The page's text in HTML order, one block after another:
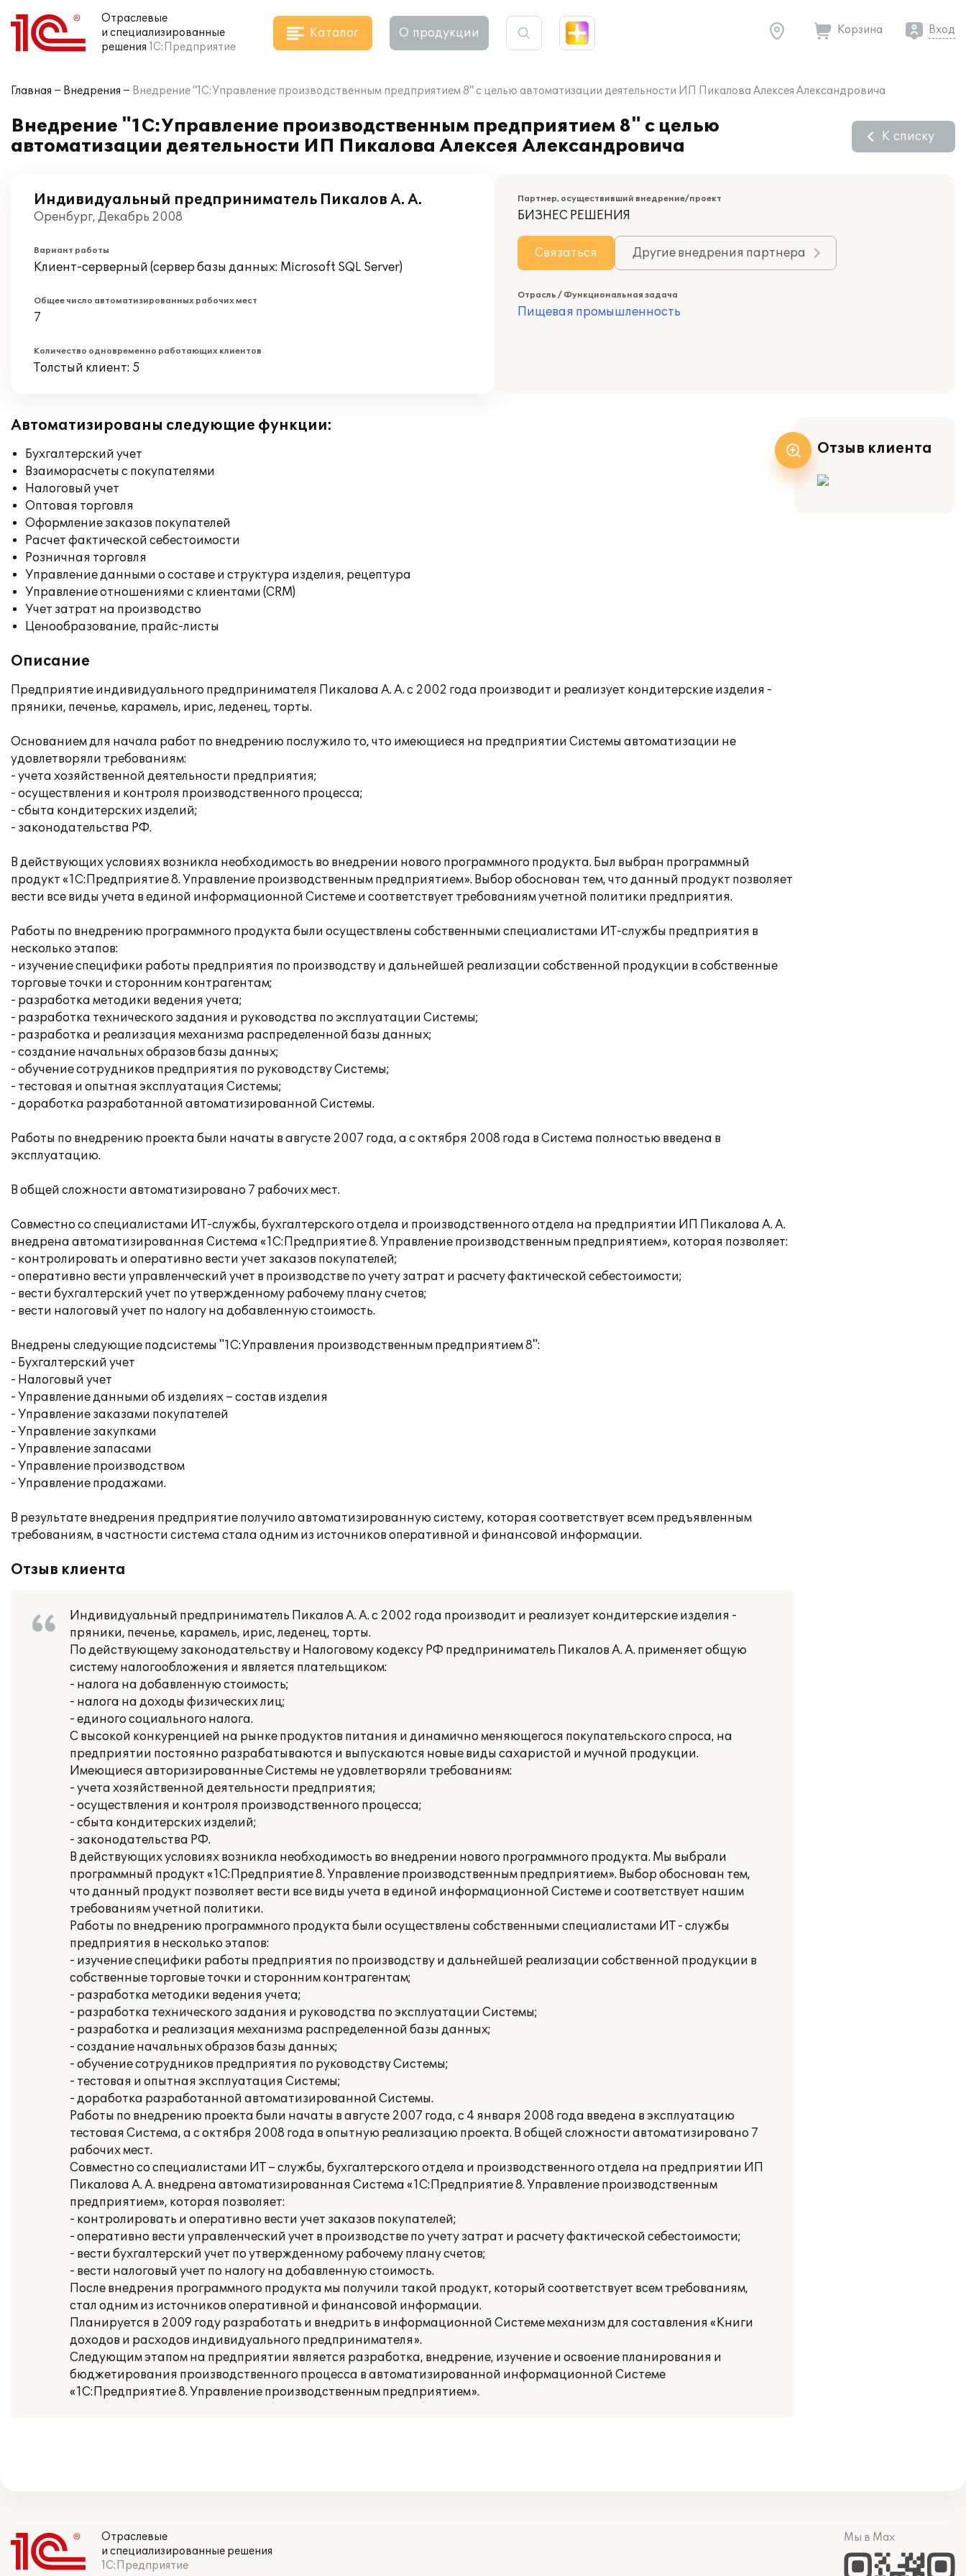
Отраслевые
и специализированные
решения 1С:Предприятие
Каталог О продукции Корзина Вход
Главная Внедрения Внедрение "1С:Управление производственным предприятием 8" с целью автоматизации деятельности ИП Пикалова Алексея Александровича
Внедрение "1С:Управление производственным предприятием 8" с целью
автоматизации деятельности ИП Пикалова Алексея Александровича
К списку
Индивидуальный предприниматель Пикалов А. А.
Оренбург, Декабрь 2008
Вариант работы
Клиент-серверный (сервер базы данных: Microsoft SQL Server)
Общее число автоматизированных рабочих мест
7
Количество одновременно работающих клиентов
Толстый клиент: 5
Партнер, осуществивший внедрение/проект
БИЗНЕС РЕШЕНИЯ
Связаться Другие внедрения партнера
Отрасль / Функциональная задача
Пищевая промышленность
Автоматизированы следующие функции:
Бухгалтерский учет
Взаиморасчеты с покупателями
Налоговый учет
Оптовая торговля
Оформление заказов покупателей
Расчет фактической себестоимости
Розничная торговля
Управление данными о составе и структура изделия, рецептура
Управление отношениями с клиентами (CRM)
Учет затрат на производство
Ценообразование, прайс-листы
Описание
Предприятие индивидуального предпринимателя Пикалова А. А. с 2002 года производит и реализует кондитерские изделия -
пряники, печенье, карамель, ирис, леденец, торты.
Основанием для начала работ по внедрению послужило то, что имеющиеся на предприятии Системы автоматизации не
удовлетворяли требованиям:
- учета хозяйственной деятельности предприятия;
- осуществления и контроля производственного процесса;
- сбыта кондитерских изделий;
- законодательства РФ.
В действующих условиях возникла необходимость во внедрении нового программного продукта. Был выбран программный
продукт «1С:Предприятие 8. Управление производственным предприятием». Выбор обоснован тем, что данный продукт позволяет
вести все виды учета в единой информационной Системе и соответствует требованиям учетной политики предприятия.
Работы по внедрению программного продукта были осуществлены собственными специалистами ИТ-службы предприятия в
несколько этапов:
- изучение специфики работы предприятия по производству и дальнейшей реализации собственной продукции в собственные
торговые точки и сторонним контрагентам;
- разработка методики ведения учета;
- разработка технического задания и руководства по эксплуатации Системы;
- разработка и реализация механизма распределенной базы данных;
- создание начальных образов базы данных;
- обучение сотрудников предприятия по руководству Системы;
- тестовая и опытная эксплуатация Системы;
- доработка разработанной автоматизированной Системы.
Работы по внедрению проекта были начаты в августе 2007 года, а с октября 2008 года в Система полностью введена в
эксплуатацию.
В общей сложности автоматизировано 7 рабочих мест.
Совместно со специалистами ИТ-службы, бухгалтерского отдела и производственного отдела на предприятии ИП Пикалова А. А.
внедрена автоматизированная Система «1С:Предприятие 8. Управление производственным предприятием», которая позволяет:
- контролировать и оперативно вести учет заказов покупателей;
- оперативно вести управленческий учет в производстве по учету затрат и расчету фактической себестоимости;
- вести бухгалтерский учет по утвержденному рабочему плану счетов;
- вести налоговый учет по налогу на добавленную стоимость.
Внедрены следующие подсистемы "1С:Управления производственным предприятием 8":
- Бухгалтерский учет
- Налоговый учет
- Управление данными об изделиях – состав изделия
- Управление заказами покупателей
- Управление закупками
- Управление запасами
- Управление производством
- Управление продажами.
В результате внедрения предприятие получило автоматизированную систему, которая соответствует всем предъявленным
требованиям, в частности система стала одним из источников оперативной и финансовой информации.
Отзыв клиента
Индивидуальный предприниматель Пикалов А. А. с 2002 года производит и реализует кондитерские изделия -
пряники, печенье, карамель, ирис, леденец, торты.
По действующему законодательству и Налоговому кодексу РФ предприниматель Пикалов А. А. применяет общую
систему налогообложения и является плательщиком:
- налога на добавленную стоимость;
- налога на доходы физических лиц;
- единого социального налога.
С высокой конкуренцией на рынке продуктов питания и динамично меняющегося покупательского спроса, на
предприятии постоянно разрабатываются и выпускаются новые виды сахаристой и мучной продукции.
Имеющиеся авторизированные Системы не удовлетворяли требованиям:
- учета хозяйственной деятельности предприятия;
- осуществления и контроля производственного процесса;
- сбыта кондитерских изделий;
- законодательства РФ.
В действующих условиях возникла необходимость во внедрении нового программного продукта. Мы выбрали
программный продукт «1С:Предприятие 8. Управление производственным предприятием». Выбор обоснован тем,
что данный продукт позволяет вести все виды учета в единой информационной Системе и соответствует нашим
требованиям учетной политики.
Работы по внедрению программного продукта были осуществлены собственными специалистами ИТ - службы
предприятия в несколько этапов:
- изучение специфики работы предприятия по производству и дальнейшей реализации собственной продукции в
собственные торговые точки и сторонним контрагентам;
- разработка методики ведения учета;
- разработка технического задания и руководства по эксплуатации Системы;
- разработка и реализация механизма распределенной базы данных;
- создание начальных образов базы данных;
- обучение сотрудников предприятия по руководству Системы;
- тестовая и опытная эксплуатация Системы;
- доработка разработанной автоматизированной Системы.
Работы по внедрению проекта были начаты в августе 2007 года, с 4 января 2008 года введена в эксплуатацию
тестовая Система, а с октября 2008 года в опытную реализацию проекта. В общей сложности автоматизировано 7
рабочих мест.
Совместно со специалистами ИТ – службы, бухгалтерского отдела и производственного отдела на предприятии ИП
Пикалова А. А. внедрена автоматизированная Система «1С:Предприятие 8. Управление производственным
предприятием», которая позволяет:
- контролировать и оперативно вести учет заказов покупателей;
- оперативно вести управленческий учет в производстве по учету затрат и расчету фактической себестоимости;
- вести бухгалтерский учет по утвержденному рабочему плану счетов;
- вести налоговый учет по налогу на добавленную стоимость.
После внедрения программного продукта мы получили такой продукт, который соответствует всем требованиям,
стал одним из источников оперативной и финансовой информации.
Планируется в 2009 году разработать и внедрить в информационной Системе механизм для составления «Книги
доходов и расходов индивидуального предпринимателя».
Следующим этапом на предприятии является разработка, внедрение, изучение и освоение планирования и
бюджетирования производственного процесса в автоматизированной информационной Системе
«1С:Предприятие 8. Управление производственным предприятием».
Отзыв клиента
Отраслевые
и специализированные решения
1С:Предприятие
Мы в Max